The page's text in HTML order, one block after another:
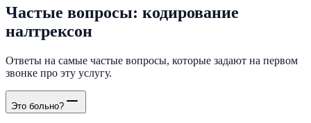
Частые вопросы: кодирование
налтрексон
Ответы на самые частые вопросы, которые задают на первом
звонке про эту услугу.
Это больно?